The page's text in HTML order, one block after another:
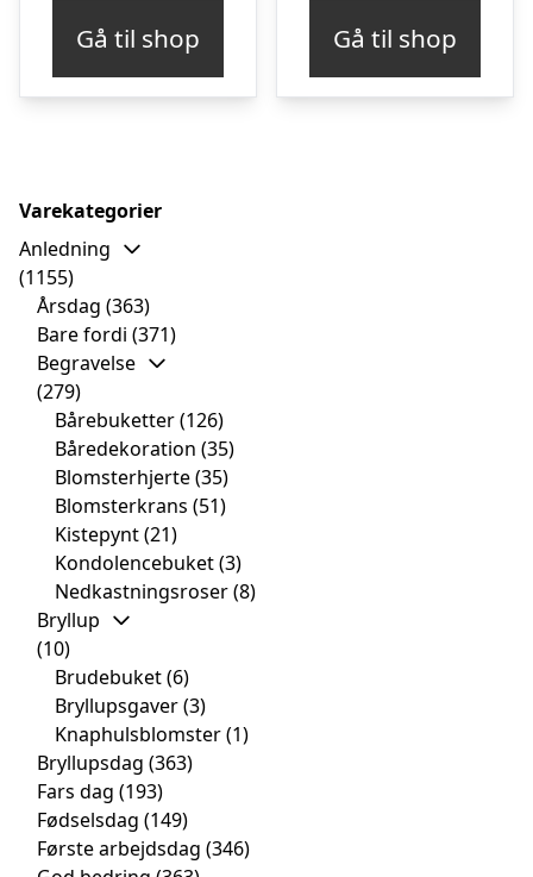
Gå til shop Gå til shop
Varekategorier
Anledning
(1155)
Årsdag (363)
Bare fordi (371)
Begravelse
(279)
Bårebuketter(126)
Båredekoration (35)
Blomsterhjerte(35)
Blomsterkrans (51)
Kistepynt(21)
Kondolencebuket(3)
Nedkastningsroser(8)
Bryllup
(10)
Brudebuket(6)
Bryllupsgaver(3)
Knaphulsblomster(1)
Bryllupsdag (363)
Fars dag (193)
Fødselsdag (149)
Første arbejdsdag (346)